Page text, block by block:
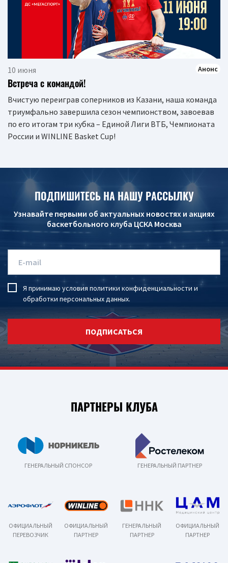
10 июня Анонс
Встреча с командой!
Вчистую переиграв соперников из Казани, наша команда
триумфально завершила сезон чемпионством, завоевав
по его итогам три кубка – Единой Лиги ВТБ, Чемпионата
России и WINLINE Basket Cup!
ПОДПИШИТЕСЬ НА НАШУ РАССЫЛКУ
Узнавайте первыми об актуальных новостях и акциях
баскетбольного клуба ЦСКА Москва
Я принимаю условия политики конфиденциальности и
обработки персональных данных.
ПОДПИСАТЬСЯ
ПАРТНЕРЫ КЛУБА
ГЕНЕРАЛЬНЫЙ СПОНСОР ГЕНЕРАЛЬНЫЙ ПАРТНЕР
ОФИЦИАЛЬНЫЙ
ПЕРЕВОЗЧИК
ОФИЦИАЛЬНЫЙ
ПАРТНЕР
ГЕНЕРАЛЬНЫЙ
ПАРТНЕР
ОФИЦИАЛЬНЫЙ
ПАРТНЕР